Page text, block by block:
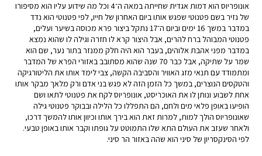
אונופריוס הוא דמות אגדית שחייתה במאה ה־4 וכל מה שידוע עליו הוא מסיפורו
של נזיר בשם פטנוטי שפגש אותו ביום האחרון של חייו, לפי פטנוטי הוא נדד
במדבר במשך 16 ימים וביום ה־17 נתקל ביצור פרא מכוסה בשיער ועלים,
פטנוטי המבוהל ברח להרים, אבל היצור קרא לו חזרה וגילה לו שהוא נמצא
במדבר מפני אהבת אלוהים, בעבר הוא היה חלק ממנזר בתור נער, שם הוא
שמר על שתיקה, אבל כבר 70 שנה שהוא מסתובב באזורי הפרא של המדבר
ומתמודד עם תנאי מזג האוויר והסביבה הקשה, צבי לימד אותו את הליטורגיקה
והטקסים הנוצרים, במשך כל הזמן הזה לא פגש בני אדם ורק מלאך מבקר אותו
אחת לשבוע ונותן לו את האוכריסט, אונופריוס לקח את פטנוטי לתאו ושם
הופיעו באופן פלאי מים ולחם, הם התפללו כל הלילה ובבוקר פטנוטי גילה
שאונופריוס הולך למות, למרות זאת הוא בירך אותו וכיוון אותו להמשך דרכו,
ולאחר שעזב את העולם התא שלו התמוטט על גופתו וקבר אותו באופן טבעי.
לפי הסינקסריון של סיני הוא שהה באזור הר סיני.